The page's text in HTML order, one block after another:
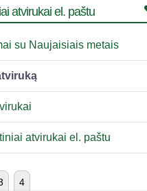
atvirukai el. paštu
su Naujaisiais metais
atvirukai el. paštu
4